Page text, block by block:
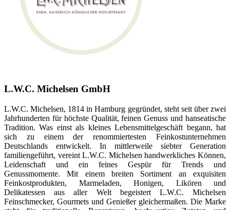
L.W.C. Michelsen GmbH
L.W.C. Michelsen, 1814 in Hamburg gegründet, steht seit über zwei
Jahrhunderten für höchste Qualität, feinen Genuss und hanseatische
Tradition. Was einst als kleines Lebensmittelgeschäft begann, hat
sich zu einem der renommiertesten Feinkostunternehmen
Deutschlands entwickelt. In mittlerweile siebter Generation
familiengeführt, vereint L.W.C. Michelsen handwerkliches Können,
Leidenschaft und ein feines Gespür für Trends und
Genussmomente. Mit einem breiten Sortiment an exquisiten
Feinkostprodukten, Marmeladen, Honigen, Likören und
Delikatessen aus aller Welt begeistert L.W.C. Michelsen
Feinschmecker, Gourmets und Genießer gleichermaßen. Die Marke